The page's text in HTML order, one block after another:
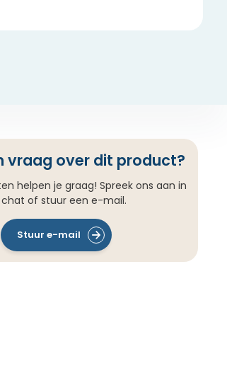
vraag over dit product?
helpen je graag! Spreek ons aan in
of stuur een e-mail.
Stuur e-mail